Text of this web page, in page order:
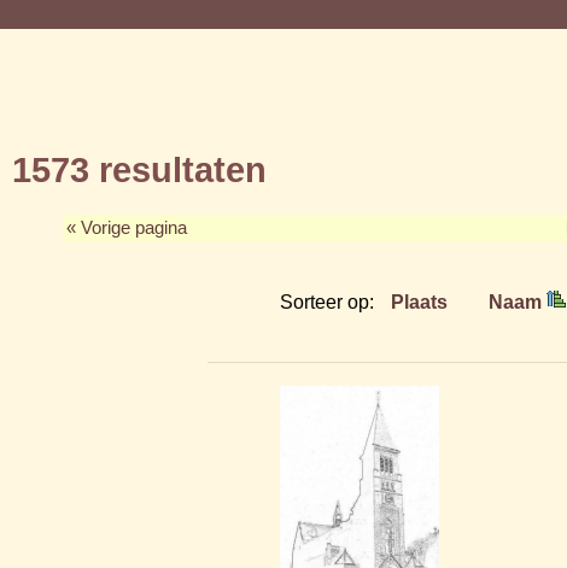
1573 resultaten
« Vorige pagina
Sorteer op: Plaats Naam